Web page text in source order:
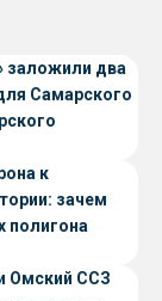
заложили два
Самарского
к
зачем
полигона
Омский ССЗ